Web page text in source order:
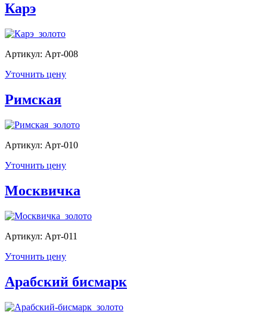
Карэ
Артикул: Арт-008
Уточнить цену
Римская
Артикул: Арт-010
Уточнить цену
Москвичка
Артикул: Арт-011
Уточнить цену
Арабский бисмарк